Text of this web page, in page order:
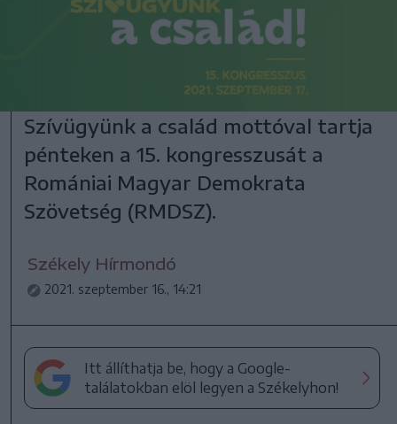
Szívügyünk a család mottóval tartja
pénteken a 15. kongresszusát a
Romániai Magyar Demokrata
Szövetség (RMDSZ).
Székely Hírmondó
2021. szeptember 16., 14:21
Itt állíthatja be, hogy a Google-
találatokban elöl legyen a Székelyhon!